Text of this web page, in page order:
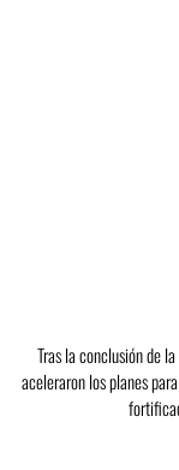
Tras la conclusión de
aceleraron los planes